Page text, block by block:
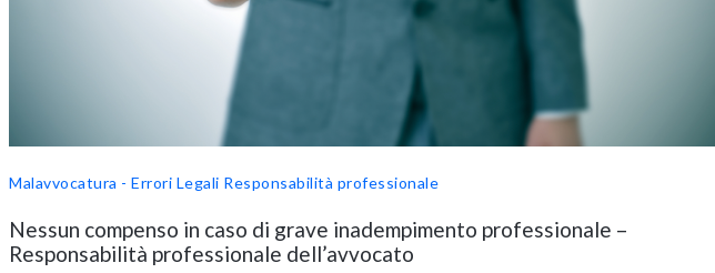
Malavvocatura - Errori Legali Responsabilità professionale
Nessun compenso in caso di grave inadempimento professionale –
Responsabilità professionale dell’avvocato